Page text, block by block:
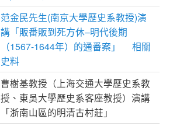
范金民先生(南京大學歷史系教授)演
講「販番販到死方休–明代後期
（1567-1644年）的通番案」
相關
史料
曹樹基教授（上海交通大學歷史系教
授、東吳大學歷史系客座教授）演講
「浙南山區的明清古村莊」